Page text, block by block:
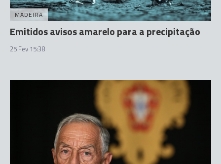
MADEIRA
Emitidos avisos amarelo para a precipitação
25 Fev 15:38